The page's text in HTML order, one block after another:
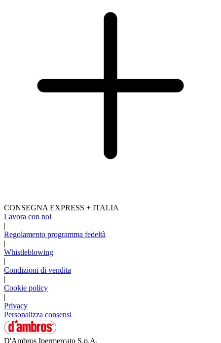
CONSEGNA EXPRESS + ITALIA
Lavora con noi
|
Regolamento programma fedeltà
|
Whistleblowing
|
Condizioni di vendita
|
Cookie policy
|
Privacy
Personalizza consensi
D'Ambros Ipermercato S.p.A.